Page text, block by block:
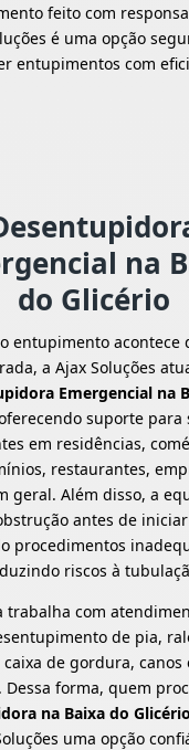
feito com
é uma opção
entupimentos com
na
do Glicério
entupimento acontece
a Ajax Soluções
Emergencial na
suporte para
em residências,
restaurantes,
geral. Além disso, a
antes de
procedimentos
riscos à
trabalha com
de pia,
caixa de gordura, canos
Dessa forma, quem
na Baixa do Glicério
uma opção